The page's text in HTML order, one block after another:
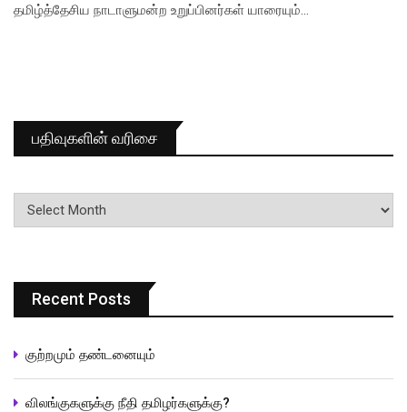
தமிழ்த்தேசிய நாடாளுமன்ற உறுப்பினர்கள் யாரையும்…
பதிவுகளின் வரிசை
பதிவுகளின்
வரிசை
Recent Posts
குற்றமும் தண்டனையும்
விலங்குகளுக்கு நீதி தமிழர்களுக்கு?